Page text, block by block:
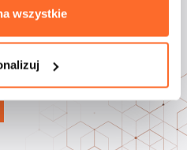
wszystkie